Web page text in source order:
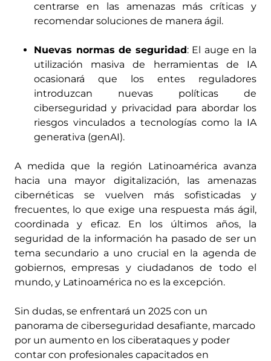
centrarse en las amenazas más críticas y
recomendar soluciones de manera ágil.
Nuevas normas de seguridad: El auge en la
utilización masiva de herramientas de IA
ocasionará que los entes reguladores
introduzcan nuevas políticas de
ciberseguridad y privacidad para abordar los
riesgos vinculados a tecnologías como la IA
generativa (genAI).
A medida que la región Latinoamérica avanza
hacia una mayor digitalización, las amenazas
cibernéticas se vuelven más sofisticadas y
frecuentes, lo que exige una respuesta más ágil,
coordinada y eficaz. En los últimos años, la
seguridad de la información ha pasado de ser un
tema secundario a uno crucial en la agenda de
gobiernos, empresas y ciudadanos de todo el
mundo, y Latinoamérica no es la excepción.
Sin dudas, se enfrentará un 2025 con un
panorama de ciberseguridad desafiante, marcado
por un aumento en los ciberataques y poder
contar con profesionales capacitados en